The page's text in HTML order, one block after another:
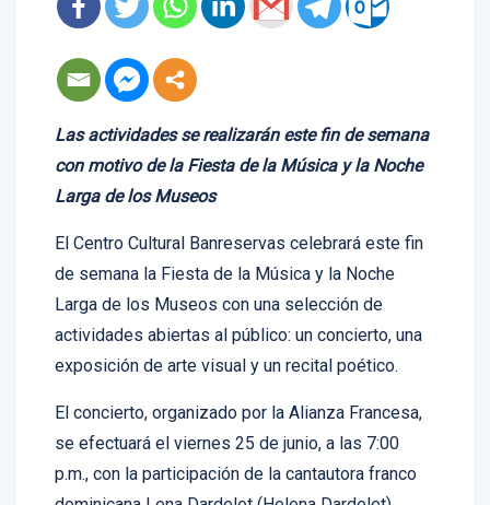
con motivo de la Fiesta de la Música y la Noche
Larga de los Museos
de semana la Fiesta de la Música y la Noche
Larga de los Museos con una selección de
actividades abiertas al público: un concierto, una
exposición de arte visual y un recital poético.
se efectuará el viernes 25 de junio, a las 7:00
p.m., con la participación de la cantautora franco
dominicana Lena Dardelet (Helena Dardelet).